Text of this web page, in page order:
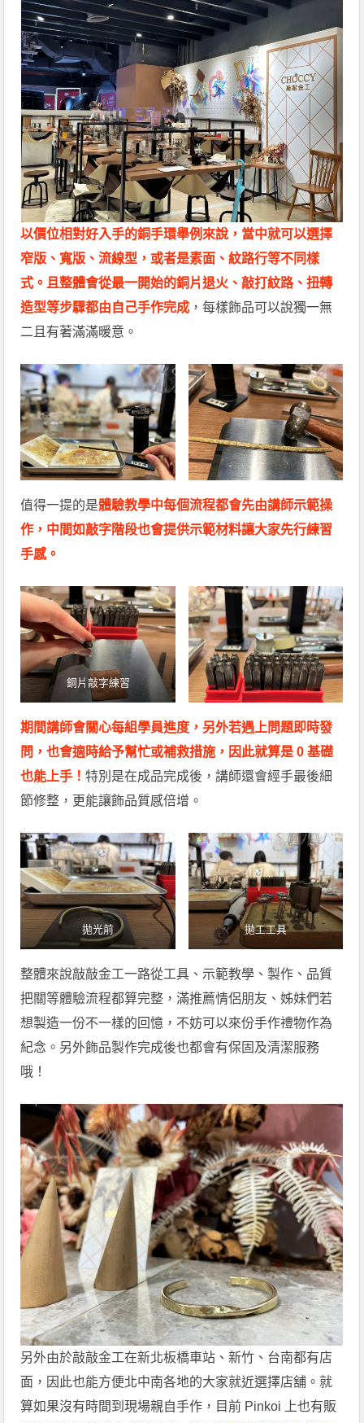
以價位相對好入手的銅手環舉例來說，當中就可以選擇
窄版、寬版、流線型，或者是素面、紋路行等不同樣
式。且整體會從最一開始的銅片退火、敲打紋路、扭轉
造型等步驟都由自己手作完成 ，每樣飾品可以說獨一無
二且有著滿滿暖意。
值得一提的是體驗教學中每個流程都會先由講師示範操
作，中間如敲字階段也會提供示範材料讓大家先行練習
手感。
銅片敲字練習
期間講師會關心每組學員進度，另外若遇上問題即時發
問，也會適時給予幫忙或補救措施，因此就算是 0 基礎
也能上手！特別是在成品完成後，講師還會經手最後細
節修整，更能讓飾品質感倍增。
拋光前 拋工工具
整體來說敲敲金工一路從工具、示範教學、製作、品質
把關等體驗流程都算完整，滿推薦情侶朋友、姊妹們若
想製造一份不一樣的回憶，不妨可以來份手作禮物作為
紀念。另外飾品製作完成後也都會有保固及清潔服務
哦！
另外由於敲敲金工在新北板橋車站、新竹、台南都有店
面，因此也能方便北中南各地的大家就近選擇店舖。就
算如果沒有時間到現場親自手作，目前 Pinkoi 上也有販